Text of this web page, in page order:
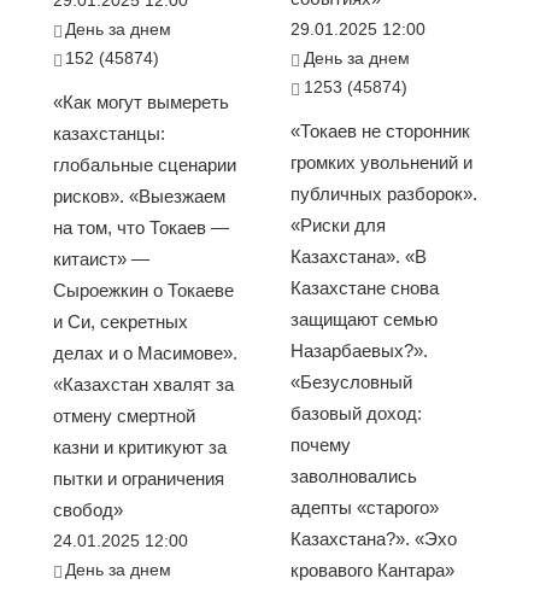
День за днем
152 (45874)
«Как могут вымереть
казахстанцы:
глобальные сценарии
рисков». «Выезжаем
на том, что Токаев —
китаист» —
Сыроежкин о Токаеве
и Си, секретных
делах и о Масимове».
«Казахстан хвалят за
отмену смертной
казни и критикуют за
пытки и ограничения
свобод»
24.01.2025 12:00
День за днем
29.01.2025 12:00
День за днем
1253 (45874)
«Токаев не сторонник
громких увольнений и
публичных разборок».
«Риски для
Казахстана». «В
Казахстане снова
защищают семью
Назарбаевых?».
«Безусловный
базовый доход:
почему
заволновались
адепты «старого»
Казахстана?». «Эхо
кровавого Кантара»